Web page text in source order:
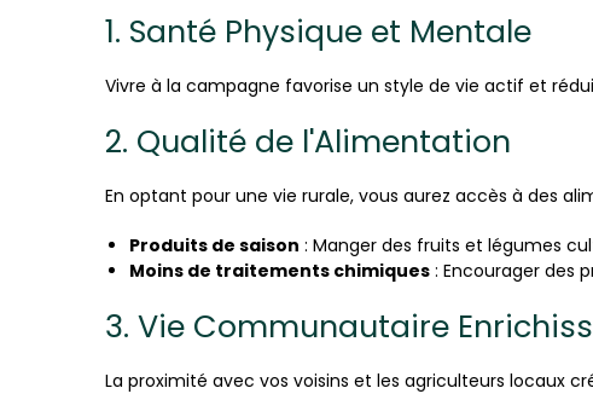
1. Santé Physique et Mentale
Vivre à la campagne favorise un style de vie actif et
2. Qualité de l'Alimentation
En optant pour une vie rurale, vous aurez accès à des
Produits de saison : Manger des fruits et légumes
Moins de traitements chimiques : Encourager des
3. Vie Communautaire
La proximité avec vos voisins et les agriculteurs locaux